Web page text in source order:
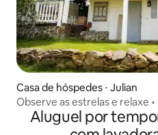
Casa de hóspedes ⋅ Julian
Observe as estrelas e relaxe
Aluguel por